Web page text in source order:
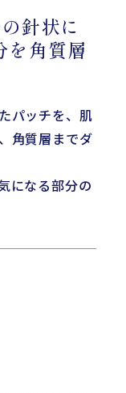
針状に
を角質層
パッチを、肌
角質層までダ
になる部分の